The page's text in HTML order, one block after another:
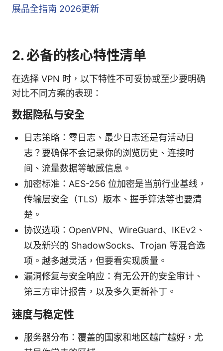
展品全指南 2026更新
2. 必备的核心特性清单
在选择 VPN 时，以下特性不可妥协或至少要明确
对比不同方案的表现：
数据隐私与安全
日志策略：零日志、最少日志还是有活动日
志？要确保不会记录你的浏览历史、连接时
间、流量数据等敏感信息。
加密标准：AES-256 位加密是当前行业基线，
传输层安全（TLS）版本、握手算法等也要清
楚。
协议选项：OpenVPN、WireGuard、IKEv2、
以及新兴的 ShadowSocks、Trojan 等混合选
项。越多越灵活，但要看实现质量。
漏洞修复与安全响应：有无公开的安全审计、
第三方审计报告，以及多久更新补丁。
速度与稳定性
服务器分布：覆盖的国家和地区越广越好，尤